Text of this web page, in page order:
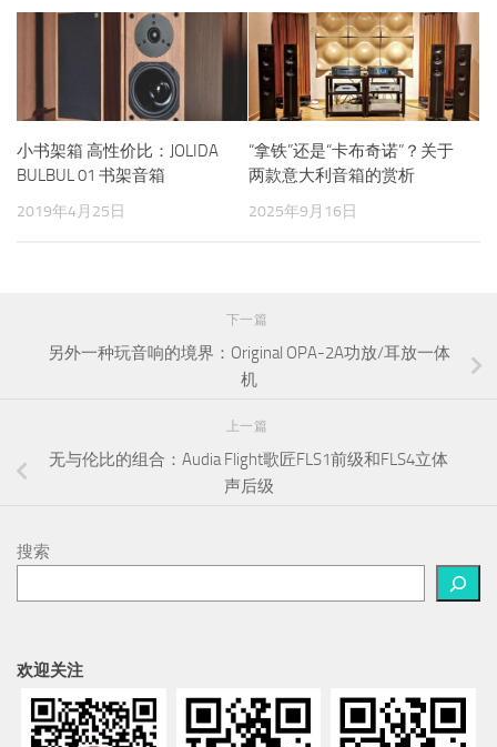
小书架箱 高性价比：JOLIDA
BULBUL 01 书架音箱
2019年4月25日
“拿铁”还是“卡布奇诺”？关于
两款意大利音箱的赏析
2025年9月16日
下一篇
另外一种玩音响的境界：Original OPA-2A功放/耳放一体
机
上一篇
无与伦比的组合：Audia Flight歌匠FLS1前级和FLS4立体
声后级
搜索
欢迎关注